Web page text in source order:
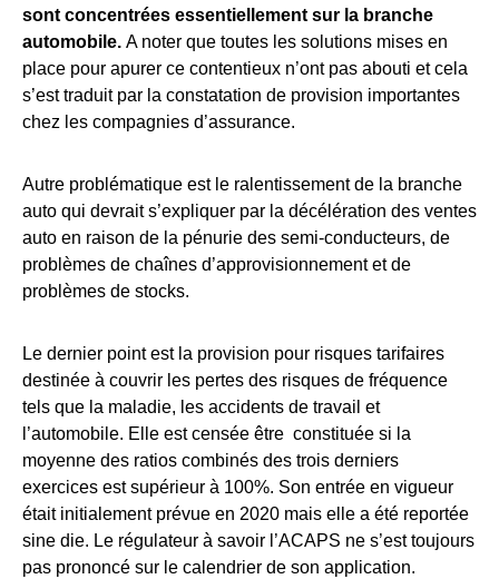
sont concentrées essentiellement sur la branche
automobile. A noter que toutes les solutions mises en
place pour apurer ce contentieux n’ont pas abouti et cela
s’est traduit par la constatation de provision importantes
chez les compagnies d’assurance.
Autre problématique est le ralentissement de la branche
auto qui devrait s’expliquer par la décélération des ventes
auto en raison de la pénurie des semi-conducteurs, de
problèmes de chaînes d’approvisionnement et de
problèmes de stocks.
Le dernier point est la provision pour risques tarifaires
destinée à couvrir les pertes des risques de fréquence
tels que la maladie, les accidents de travail et
l’automobile. Elle est censée être constituée si la
moyenne des ratios combinés des trois derniers
exercices est supérieur à 100%. Son entrée en vigueur
était initialement prévue en 2020 mais elle a été reportée
sine die. Le régulateur à savoir l’ACAPS ne s’est toujours
pas prononcé sur le calendrier de son application.